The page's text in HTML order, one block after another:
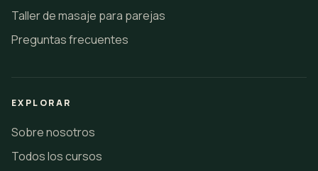
Taller de masaje para parejas
Preguntas frecuentes
EXPLORAR
Sobre nosotros
Todos los cursos